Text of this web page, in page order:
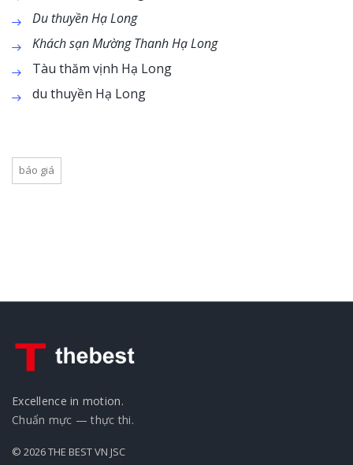
Du thuyền Hạ Long
Khách sạn Mường Thanh Hạ Long
Tàu thăm vịnh Hạ Long
du thuyền Hạ Long
báo giá
Excellence in motion.
Chuẩn mực — thực thi.
© 2026 THE BEST VN JSC